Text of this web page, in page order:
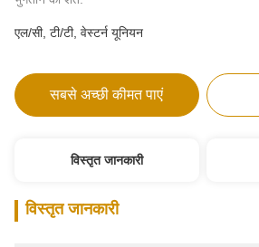
एल/सी, टी/टी, वेस्टर्न यूनियन
सबसे अच्छी कीमत पाएं
विस्तृत जानकारी
विस्तृत जानकारी